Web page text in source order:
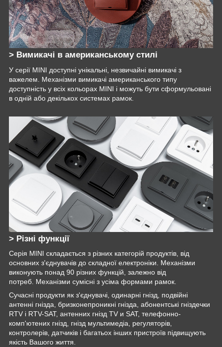
> Вимикачі в американському стилі
У серії MINI доступні унікальні, незвичайні вимикачі з
важелем. Механізми вимикачі американського типу
доступність у всіх кольорах MINI і можуть бути сформульовані
в одній або декількох системах рамок.
> Різні функції
Серія MINI складається з різних категорій продуктів, від
основних з'єднувачів до складної електроніки. Механізми
виконують понад 90 різних функцій, залежно від
потреб. Механізми сумісні з усіма формами рамок.
Сучасні продукти як з'єднувачі, одинарні гнізд, подвійні
антенні гнізда, бризконепроникні гнізда, абонентські гніздечки
RTV і RTV-SAT, антенних гнізд TV и SAT, телефонно-
комп'ютених гнізд, гнізд мультимедіа, регуляторів,
контролерів, датчиків і багатьох інших пристроїв підвищують
якість Вашого життя.